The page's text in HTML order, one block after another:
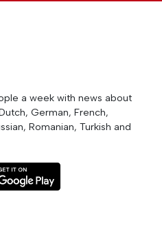
a week with news about
German, French,
Romanian, Turkish and